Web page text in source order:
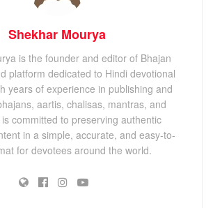
Shekhar Mourya
is the founder and editor of Bhajan
platform dedicated to Hindi devotional
years of experience in publishing and
aartis, chalisas, mantras, and
committed to preserving authentic
in a simple, accurate, and easy-to-
for devotees around the world.